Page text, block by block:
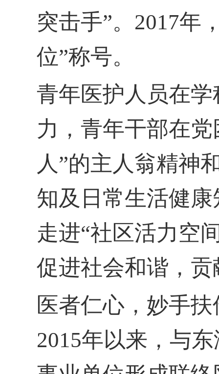
突击手”。2017年
位”称号。
青年医护人员在
力，青年干部在
人”的主人翁精神
知及日常生活健
走进“社区活力空
促进社会和谐，
医者仁心，妙手
2015年以来，与